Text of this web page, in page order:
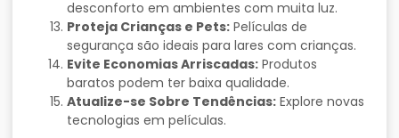
desconforto em ambientes com muita luz.
Proteja Crianças e Pets: Películas de
segurança são ideais para lares com crianças.
Evite Economias Arriscadas: Produtos
baratos podem ter baixa qualidade.
Atualize-se Sobre Tendências: Explore novas
tecnologias em películas.